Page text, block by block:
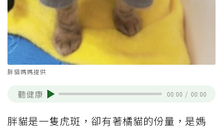
胖貓媽媽提供
聽健康 00:00 / 00:00
胖貓是一隻虎斑，卻有著橘貓的份量，是媽